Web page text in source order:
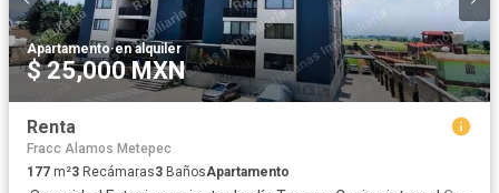
Apartamento·en alquiler
$ 25,000 MXN
Renta
Fracc Alamos Metepec
177 m²3 Recámaras3 BañosApartamento